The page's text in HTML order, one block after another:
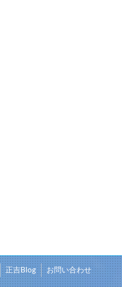
正吉Blog お問い合わせ